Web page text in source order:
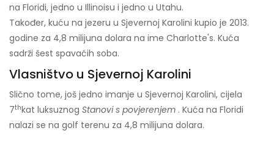
na Floridi, jedno u Illinoisu i jedno u Utahu.
Također, kuću na jezeru u Sjevernoj Karolini kupio je 2013.
godine za 4,8 milijuna dolara na ime Charlotte's. Kuća
sadrži šest spavaćih soba.
Vlasništvo u Sjevernoj Karolini
Slično tome, još jedno imanje u Sjevernoj Karolini, cijela
7thkat luksuznog Stanovi s povjerenjem . Kuća na Floridi
nalazi se na golf terenu za 4,8 milijuna dolara.